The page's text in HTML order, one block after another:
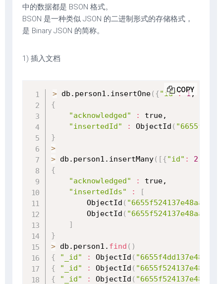
中的数据都是 BSON 格式。
BSON 是一种类似 JSON 的二进制形式的存储格式，
是 Binary JSON 的简称。
1) 插入文档
> db.person1.insertOne( {"id": 1 ,
{
"acknowledged"
:
true,
"insertedId"
: ObjectId (
}
>
> db.person1.insertMany( [{"id" : 2
{
"acknowledged"
:
true,
"insertedIds"
:
[
        ObjectId
(
        ObjectId
(
]
}
> db.person1. find ( )
{
"_id" : ObjectId (
{
"_id" : ObjectId (
{
"_id" : ObjectId (
COPY